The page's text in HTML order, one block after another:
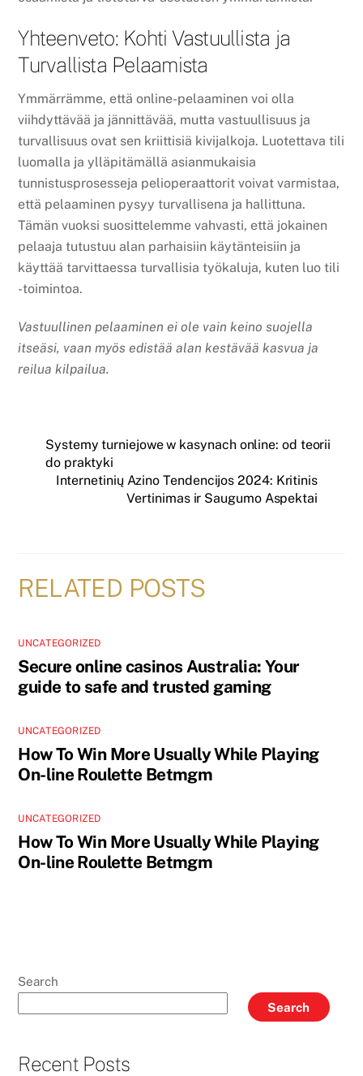
Yhteenveto: Kohti Vastuullista ja
Turvallista Pelaamista
Ymmärrämme, että online-pelaaminen voi olla
viihdyttävää ja jännittävää, mutta vastuullisuus ja
turvallisuus ovat sen kriittisiä kivijalkoja. Luotettava tili
luomalla ja ylläpitämällä asianmukaisia
tunnistusprosesseja pelioperaattorit voivat varmistaa,
että pelaaminen pysyy turvallisena ja hallittuna.
Tämän vuoksi suosittelemme vahvasti, että jokainen
pelaaja tutustuu alan parhaisiin käytänteisiin ja
käyttää tarvittaessa turvallisia työkaluja, kuten luo tili
-toimintoa.
Vastuullinen pelaaminen ei ole vain keino suojella
itseäsi, vaan myös edistää alan kestävää kasvua ja
reilua kilpailua.
Systemy turniejowe w kasynach online: od teorii
do praktyki
Internetinių Azino Tendencijos 2024: Kritinis
Vertinimas ir Saugumo Aspektai
RELATED POSTS
UNCATEGORIZED
Secure online casinos Australia: Your
guide to safe and trusted gaming
UNCATEGORIZED
How To Win More Usually While Playing
On-line Roulette Betmgm
UNCATEGORIZED
How To Win More Usually While Playing
On-line Roulette Betmgm
Search
Search
Recent Posts